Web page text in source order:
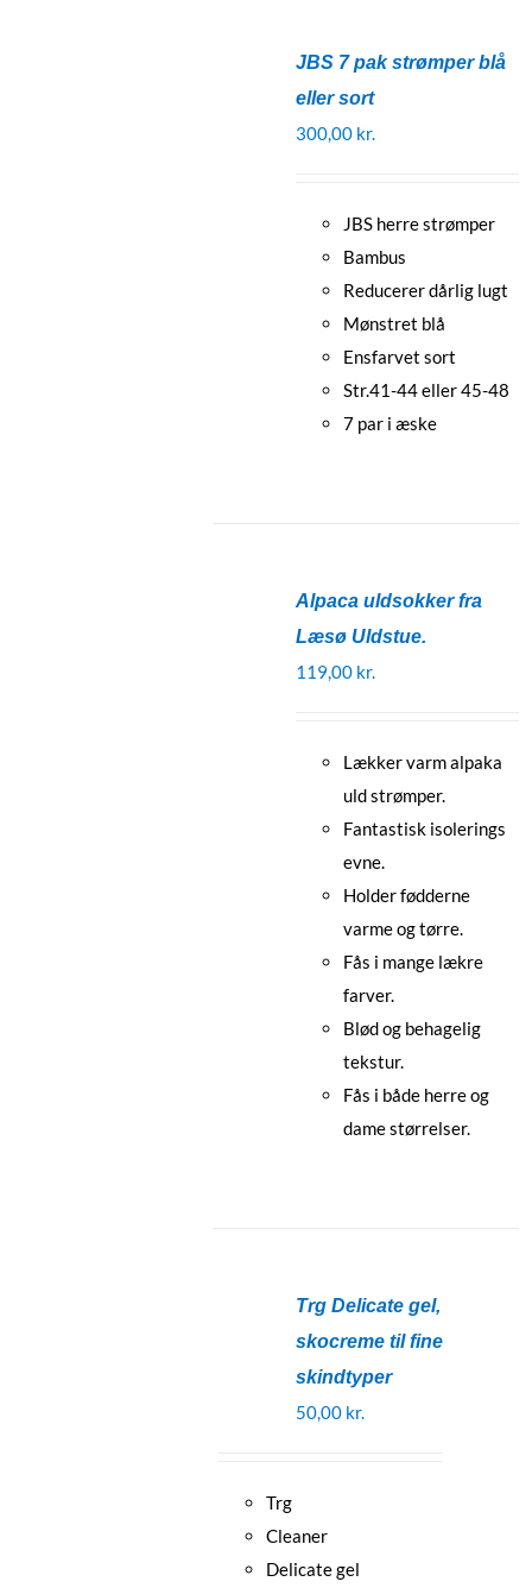
JBS 7 pak strømper blå
eller sort
300,00 kr.
JBS herre strømper
Bambus
Reducerer dårlig lugt
Mønstret blå
Ensfarvet sort
Str.41-44 eller 45-48
7 par i æske
Alpaca uldsokker fra
Læsø Uldstue.
119,00 kr.
Lækker varm alpaka
uld strømper.
Fantastisk isolerings
evne.
Holder fødderne
varme og tørre.
Fås i mange lækre
farver.
Blød og behagelig
tekstur.
Fås i både herre og
dame størrelser.
Trg Delicate gel,
skocreme til fine
skindtyper
50,00 kr.
Trg
Cleaner
Delicate gel